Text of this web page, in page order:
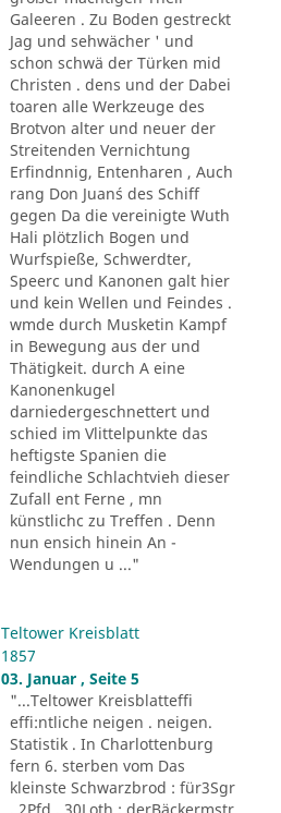
Galeeren . Zu Boden gestreckt
Jag und sehwächer ' und
schon schwä der Türken mid
Christen . dens und der Dabei
toaren alle Werkzeuge des
Brotvon alter und neuer der
Streitenden Vernichtung
Erfindnnig, Entenharen , Auch
rang Don Juan´s des Schiff
gegen Da die vereinigte Wuth
Hali plötzlich Bogen und
Wurfspieße, Schwerdter,
Speerc und Kanonen galt hier
und kein Wellen und Feindes .
wmde durch Musketin Kampf
in Bewegung aus der und
Thätigkeit. durch A eine
Kanonenkugel
darniedergeschnettert und
schied im Vlittelpunkte das
heftigste Spanien die
feindliche Schlachtvieh dieser
Zufall ent Ferne , mn
künstlichc zu Treffen . Denn
nun ensich hinein An -
Wendungen u ..."
Teltower Kreisblatt
1857
03. Januar , Seite 5
"...Teltower Kreisblatteffi
effi:ntliche neigen . neigen.
Statistik . In Charlottenburg
fern 6. sterben vom Das
kleinste Schwarzbrod : für3Sgr
. 2Pfd . 30Loth : derBäckermstr